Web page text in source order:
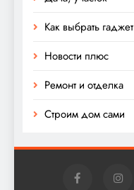
Как выбрать гаджет
Новости плюс
Ремонт и отделка
Строим дом сами